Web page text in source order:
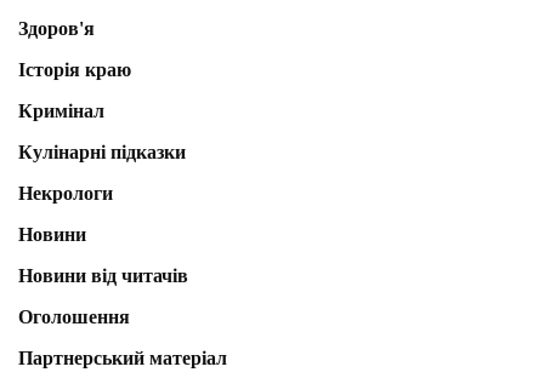
Здоров'я
Історія краю
Кримінал
Кулінарні підказки
Некрологи
Новини
Новини від читачів
Оголошення
Партнерський матеріал